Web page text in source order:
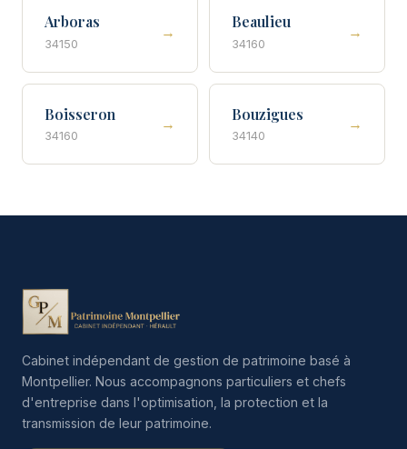
Arboras
34150
→
Beaulieu
34160
→
Boisseron
34160
→
Bouzigues
34140
→
Cabinet indépendant de gestion de patrimoine basé à
Montpellier. Nous accompagnons particuliers et chefs
d'entreprise dans l'optimisation, la protection et la
transmission de leur patrimoine.